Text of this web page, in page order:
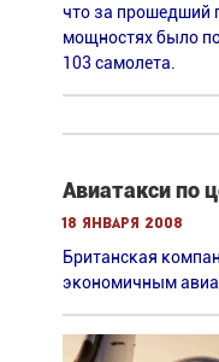
что за прошедший
мощностях было
103 самолета.
Авиатакси по
18 января 2008
Британская
экономичным